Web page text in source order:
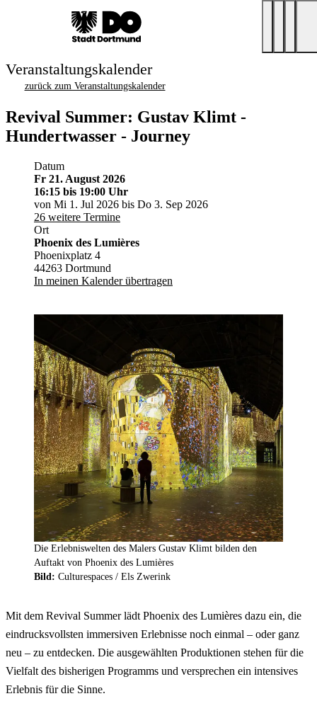
Veranstaltungskalender
zurück zum Veranstaltungskalender
Revival Summer: Gustav Klimt -
Hundertwasser - Journey
Datum
Fr 21. August 2026
16:15 bis 19:00 Uhr
von Mi 1. Jul 2026 bis Do 3. Sep 2026
26 weitere Termine
Ort
Phoenix des Lumières
Phoenixplatz 4
44263 Dortmund
In meinen Kalender übertragen
Die Erlebniswelten des Malers Gustav Klimt bilden den
Auftakt von Phoenix des Lumières
Bild: Culturespaces / Els Zwerink
Mit dem Revival Summer lädt Phoenix des Lumières dazu ein, die
eindrucksvollsten immersiven Erlebnisse noch einmal – oder ganz
neu – zu entdecken. Die ausgewählten Produktionen stehen für die
Vielfalt des bisherigen Programms und versprechen ein intensives
Erlebnis für die Sinne.